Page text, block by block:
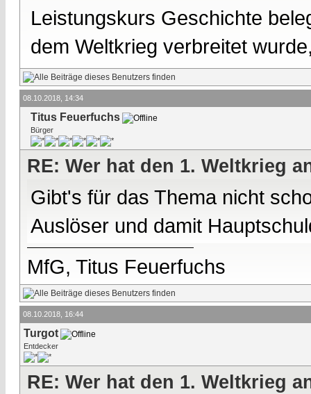
Leistungskurs Geschichte
dem Weltkrieg verbreitet
08.10.2018, 14:34
Titus Feuerfuchs
Bürger
RE: Wer hat den 1. Weltkrieg
Gibt's für das Thema nicht
Auslöser und damit
MfG, Titus Feuerfuchs
08.10.2018, 16:44
Turgot
Entdecker
RE: Wer hat den 1. Weltkrieg